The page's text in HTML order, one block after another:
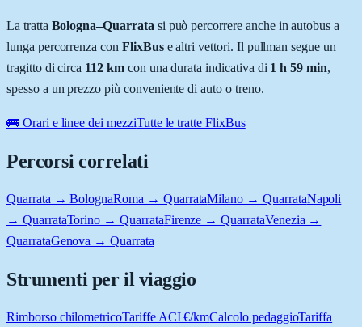
La tratta Bologna–Quarrata si può percorrere anche in autobus a
lunga percorrenza con FlixBuse altri vettori. Il pullman segue un
tragitto di circa 112 kmcon una durata indicativa di 1 h 59 min,
spesso a un prezzo più conveniente di auto o treno.
🚌 Orari e linee dei mezziTutte le tratte FlixBus
Percorsi correlati
Quarrata → BolognaRoma → QuarrataMilano → QuarrataNapoli
→ QuarrataTorino → QuarrataFirenze → QuarrataVenezia →
QuarrataGenova → Quarrata
Strumenti per il viaggio
Rimborso chilometricoTariffe ACI €/kmCalcolo pedaggioTariffa